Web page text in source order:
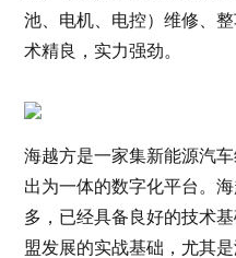
池、电机、电控）维修、
术精良，实力强劲。
海越方是一家集新能源汽
出为一体的数字化平台。
多，已经具备良好的技术
盟发展的实战基础，尤其